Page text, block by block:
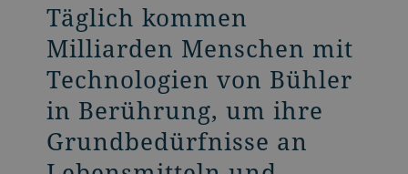
Täglich kommen
Milliarden Menschen mit
Technologien von Bühler
in Berührung, um ihre
Grundbedürfnisse an